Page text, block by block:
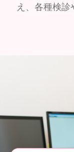
え、各種検診